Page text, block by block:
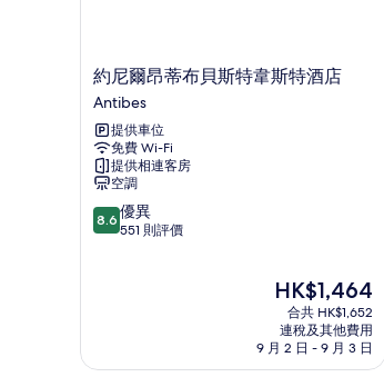
約
尼
爾
昂
蒂
布
貝
斯
特
約尼爾昂蒂布貝斯特韋斯特酒店
Antibes
提供車位
免費 Wi-Fi
提供相連客房
空調
8.6
分
異，
8.6 優異
551 則評價
現
HK$1,464
HK$1,464
合共 HK$1,652
連稅及其他費用
9 月 2 日 - 9 月 3 日